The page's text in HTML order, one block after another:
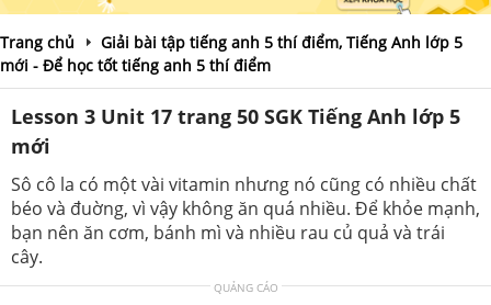
Trang chủ
Giải bài tập tiếng anh 5 thí điểm, Tiếng Anh lớp 5
mới - Để học tốt tiếng anh 5 thí điểm
Lesson 3 Unit 17 trang 50 SGK Tiếng Anh lớp 5
mới
Sô cô la có một vài vitamin nhưng nó cũng có nhiều chất
béo và đuờng, vì vậy không ăn quá nhiều. Để khỏe mạnh,
bạn nên ăn cơm, bánh mì và nhiều rau củ quả và trái
cây.
QUẢNG CÁO